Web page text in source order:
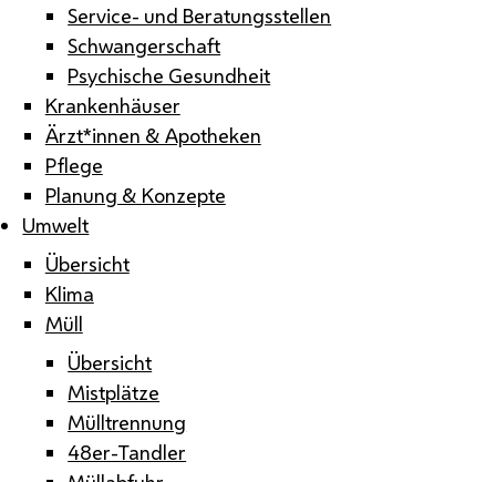
Service- und Beratungsstellen
Schwangerschaft
Psychische Gesundheit
Krankenhäuser
Ärzt*innen & Apotheken
Pflege
Planung & Konzepte
Umwelt
Übersicht
Klima
Müll
Übersicht
Mistplätze
Mülltrennung
48er-Tandler